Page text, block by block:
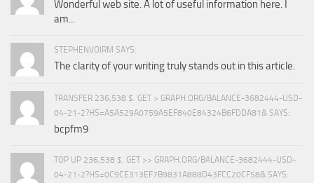
Wonderful web site. A lot of useful information here. I
am...
STEPHENVOIRM SAYS:
The clarity of your writing truly stands out in this article.
TRANSFER 236,538 $. GET > GRAPH.ORG/BALANCE-3682444-USD-
04-21-2?HS=A5A529A0759A5EF840E84324B6FDDA81& SAYS:
bcpfm9
TOP UP 236,538 $. GET >> GRAPH.ORG/BALANCE-3682444-USD-
04-21-2?HS=0C9CE313EF7B9831A888D43FCC20CF58& SAYS: